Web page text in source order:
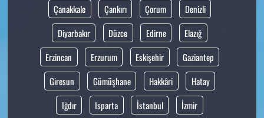
Çanakkale
Çankırı Çorum
Denizli
Diyarbakır
Düzce Edirne
Elazığ
Erzincan
Erzurum Eskişehir
Gaziantep
Giresun
Gümüşhane Hakkâri
Hatay
Iğdır
Isparta İstanbul
İzmir